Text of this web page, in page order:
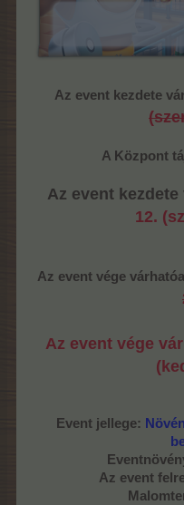
Az event kezdete
A Központ
Az event
12.
Az event vége
Az event vége
Event jellege:
Az event